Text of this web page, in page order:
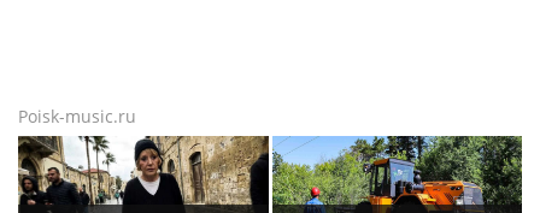
Poisk-music.ru